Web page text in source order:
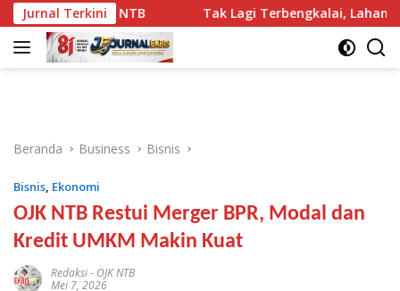
Langsung
ke
konten
Jurnal Terkini
BI NTB Tak Lagi Terbengkalai, Lahan PEKKA Kini
Beranda Business Bisnis
Bisnis, Ekonomi
OJK NTB Restui Merger BPR, Modal dan
Kredit UMKM Makin Kuat
Redaksi- OJK NTB
Mei 7, 2026